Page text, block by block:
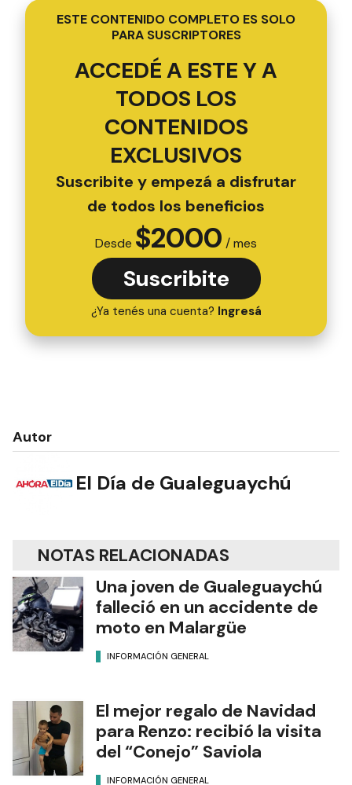
ESTE CONTENIDO COMPLETO ES SOLO
PARA SUSCRIPTORES
ACCEDÉ A ESTE Y A
TODOS LOS
CONTENIDOS
EXCLUSIVOS
Suscribite y empezá a disfrutar
de todos los beneficios
Desde $2000 / mes
Suscribite
¿Ya tenés una cuenta? Ingresá
Autor
El Día de Gualeguaychú
NOTAS RELACIONADAS
Una joven de Gualeguaychú
falleció en un accidente de
moto en Malargüe
INFORMACIÓN GENERAL
El mejor regalo de Navidad
para Renzo: recibió la visita
del “Conejo” Saviola
INFORMACIÓN GENERAL